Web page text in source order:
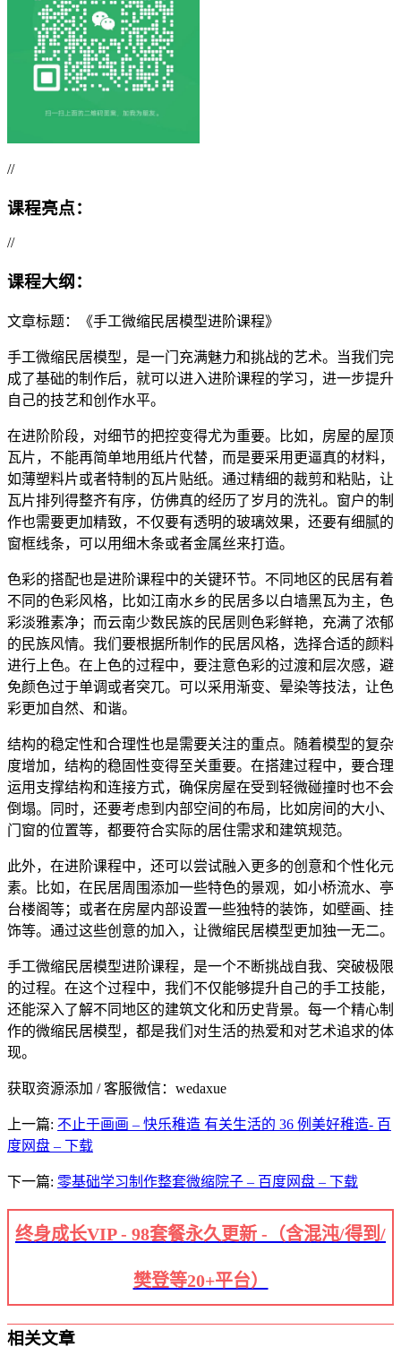
//
课程亮点：
//
课程大纲：
文章标题：《手工微缩民居模型进阶课程》
手工微缩民居模型，是一门充满魅力和挑战的艺术。当我们完
成了基础的制作后，就可以进入进阶课程的学习，进一步提升
自己的技艺和创作水平。
在进阶阶段，对细节的把控变得尤为重要。比如，房屋的屋顶
瓦片，不能再简单地用纸片代替，而是要采用更逼真的材料，
如薄塑料片或者特制的瓦片贴纸。通过精细的裁剪和粘贴，让
瓦片排列得整齐有序，仿佛真的经历了岁月的洗礼。窗户的制
作也需要更加精致，不仅要有透明的玻璃效果，还要有细腻的
窗框线条，可以用细木条或者金属丝来打造。
色彩的搭配也是进阶课程中的关键环节。不同地区的民居有着
不同的色彩风格，比如江南水乡的民居多以白墙黑瓦为主，色
彩淡雅素净；而云南少数民族的民居则色彩鲜艳，充满了浓郁
的民族风情。我们要根据所制作的民居风格，选择合适的颜料
进行上色。在上色的过程中，要注意色彩的过渡和层次感，避
免颜色过于单调或者突兀。可以采用渐变、晕染等技法，让色
彩更加自然、和谐。
结构的稳定性和合理性也是需要关注的重点。随着模型的复杂
度增加，结构的稳固性变得至关重要。在搭建过程中，要合理
运用支撑结构和连接方式，确保房屋在受到轻微碰撞时也不会
倒塌。同时，还要考虑到内部空间的布局，比如房间的大小、
门窗的位置等，都要符合实际的居住需求和建筑规范。
此外，在进阶课程中，还可以尝试融入更多的创意和个性化元
素。比如，在民居周围添加一些特色的景观，如小桥流水、亭
台楼阁等；或者在房屋内部设置一些独特的装饰，如壁画、挂
饰等。通过这些创意的加入，让微缩民居模型更加独一无二。
手工微缩民居模型进阶课程，是一个不断挑战自我、突破极限
的过程。在这个过程中，我们不仅能够提升自己的手工技能，
还能深入了解不同地区的建筑文化和历史背景。每一个精心制
作的微缩民居模型，都是我们对生活的热爱和对艺术追求的体
现。
获取资源添加 / 客服微信：wedaxue
上一篇: 不止于画画 – 快乐稚造 有关生活的 36 例美好稚造- 百
度网盘 – 下载
下一篇: 零基础学习制作整套微缩院子 – 百度网盘 – 下载
终身成长VIP - 98套餐永久更新 -（含混沌/得到/
樊登等20+平台）
相关文章